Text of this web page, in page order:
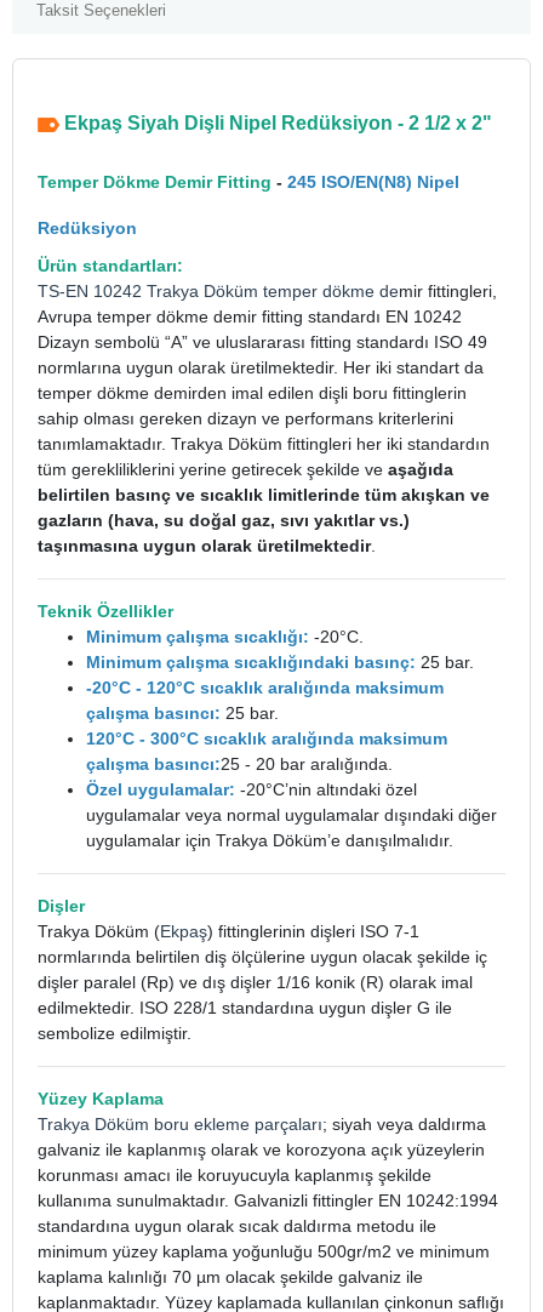
Taksit Seçenekleri
Ekpaş Siyah Dişli Nipel Redüksiyon - 2 1/2 x 2"
Temper Dökme Demir Fitting - 245 ISO/EN(N8) Nipel
Redüksiyon
Ürün standartları:
TS-EN 10242 Trakya Döküm temper dökme demir fittingleri,
Avrupa temper dökme demir fitting standardı EN 10242
Dizayn sembolü “A” ve uluslararası fitting standardı ISO 49
normlarına uygun olarak üretilmektedir. Her iki standart da
temper dökme demirden imal edilen dişli boru fittinglerin
sahip olması gereken dizayn ve performans kriterlerini
tanımlamaktadır. Trakya Döküm fittingleri her iki standardın
tüm gerekliliklerini yerine getirecek şekilde ve aşağıda
belirtilen basınç ve sıcaklık limitlerinde tüm akışkan ve
gazların (hava, su doğal gaz, sıvı yakıtlar vs.)
taşınmasına uygun olarak üretilmektedir.
Teknik Özellikler
Minimum çalışma sıcaklığı: -20°C.
Minimum çalışma sıcaklığındaki basınç: 25 bar.
-20°C - 120°C sıcaklık aralığında maksimum
çalışma basıncı: 25 bar.
120°C - 300°C sıcaklık aralığında maksimum
çalışma basıncı:25 - 20 bar aralığında.
Özel uygulamalar: -20°C’nin altındaki özel
uygulamalar veya normal uygulamalar dışındaki diğer
uygulamalar için Trakya Döküm’e danışılmalıdır.
Dişler
Trakya Döküm (Ekpaş) fittinglerinin dişleri ISO 7-1
normlarında belirtilen diş ölçülerine uygun olacak şekilde iç
dişler paralel (Rp) ve dış dişler 1/16 konik (R) olarak imal
edilmektedir. ISO 228/1 standardına uygun dişler G ile
sembolize edilmiştir.
Yüzey Kaplama
Trakya Döküm boru ekleme parçaları; siyah veya daldırma
galvaniz ile kaplanmış olarak ve korozyona açık yüzeylerin
korunması amacı ile koruyucuyla kaplanmış şekilde
kullanıma sunulmaktadır. Galvanizli fittingler EN 10242:1994
standardına uygun olarak sıcak daldırma metodu ile
minimum yüzey kaplama yoğunluğu 500gr/m2 ve minimum
kaplama kalınlığı 70 µm olacak şekilde galvaniz ile
kaplanmaktadır. Yüzey kaplamada kullanılan çinkonun saflığı